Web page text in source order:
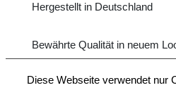
Hergestellt in Deutschland
Bewährte Qualität in neuem
(-K),
Diese Webseite verwendet nur